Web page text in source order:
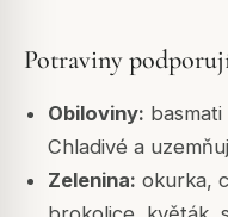
Potraviny
Obiloviny:
Chladivé a
Zelenina: okurka,